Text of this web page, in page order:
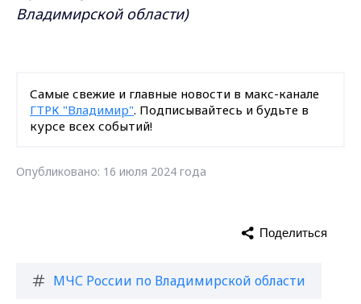
Владимирской области)
Самые свежие и главные новости в макс-канале
ГТРК "Владимир". Подписывайтесь и будьте в
курсе всех событий!
Опубликовано: 16 июля 2024 года
МЧС России по Владимирской области
Поделиться